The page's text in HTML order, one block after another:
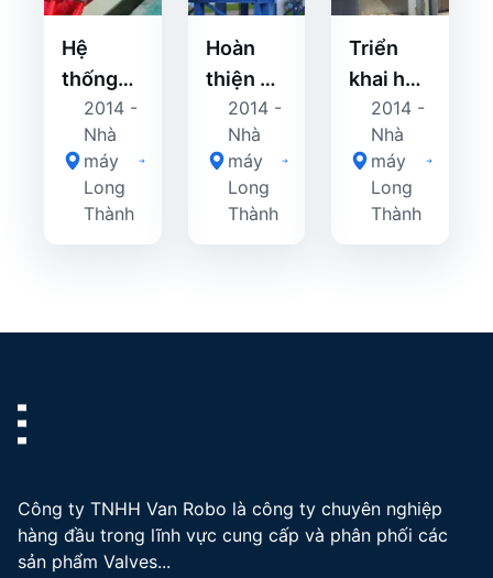
Hệ
thống
PCCC
sử dụng
Van
Robo/Việt
2014 -
Nhà
máy
Long
Thành
Hoàn
thiện hệ
thống
van
công
nghiệp
2014 -
Nhà
máy
Long
Thành
Triển
khai hệ
thống
phòng
cháy
chữa
2014 -
Nhà
máy
Long
Thành
Công ty TNHH Van Robo là công ty chuyên nghiệp
hàng đầu trong lĩnh vực cung cấp và phân phối các
sản phẩm Valves...